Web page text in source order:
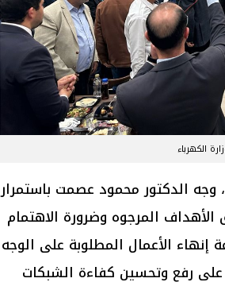
الكهرباء
وجه الدكتور محمود عصمت باستمرار
المرجوه وضرورة الاهتمام
إنهاء الأعمال المطلوبة على الوجه
على رفع وتحسين كفاءة الشبكات